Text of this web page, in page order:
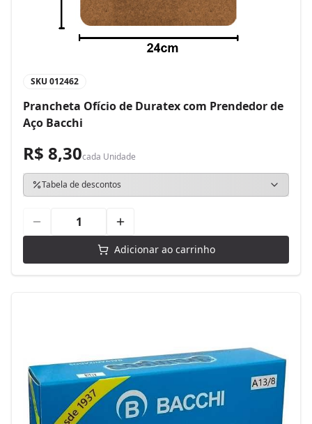
SKU 012462
Prancheta Ofício de Duratex com Prendedor de
Aço Bacchi
R$ 8,30cada Unidade
Tabela de descontos
Adicionar ao carrinho